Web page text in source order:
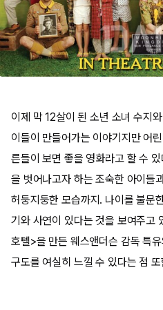
이제 막 12살이 된 소년 소녀 수지
이들이 만들어가는 이야기지만 어
른들이 보면 좋을 영화라고 할 수
을 벗어나고자 하는 조숙한 아이들
허둥지둥한 모습까지. 나이를 불문
기와 사연이 있다는 것을 보여주고
호텔>을 만든 웨스앤더슨 감독 특
구도를 여실히 느낄 수 있다는 점